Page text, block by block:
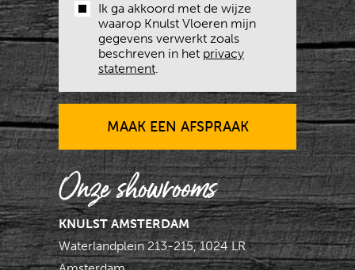
Ik ga akkoord met de wijze
waarop Knulst Vloeren mijn
gegevens verwerkt zoals
beschreven in het privacy
statement.
MAAK EEN AFSPRAAK
MAAK EEN AFSPRAAK
Onze showrooms
KNULST AMSTERDAM
Waterlandplein 213-215, 1024 LR